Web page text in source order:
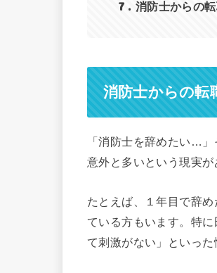
7 消防士からの
消防士からの転
「消防士を辞めたい…
意外と多いという現実が
たとえば、１年目で辞
ている方もいます。特
て刺激がない」といった